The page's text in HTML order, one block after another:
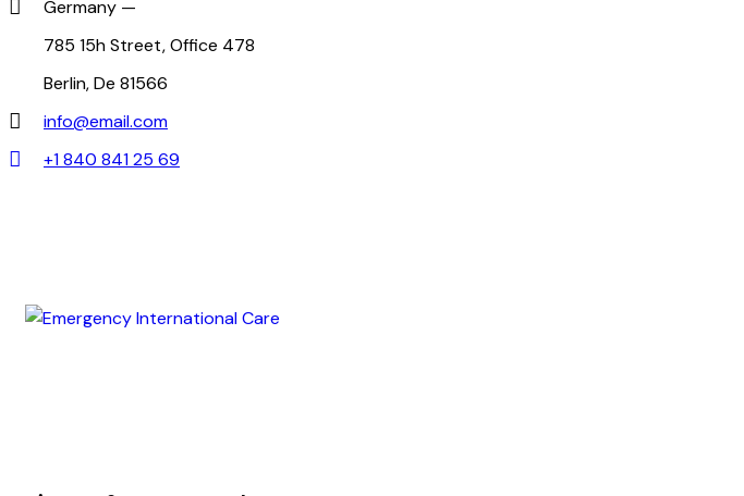
Germany —
785 15h Street, Office 478
Berlin, De 81566
info@email.com
+1 840 841 25 69